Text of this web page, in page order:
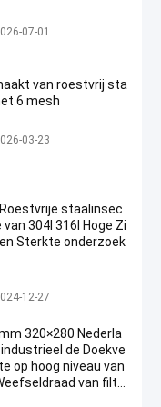
draadnetwerk
07-01
van roestvrij sta
6 mesh
draadnetwerk
03-23
staalinsec
van 304l 316l Hoge Zi
Sterkte onderzoek
draadnetwerk
12-27
320×280 Nederla
de Doekve
op hoog niveau van
van filtr